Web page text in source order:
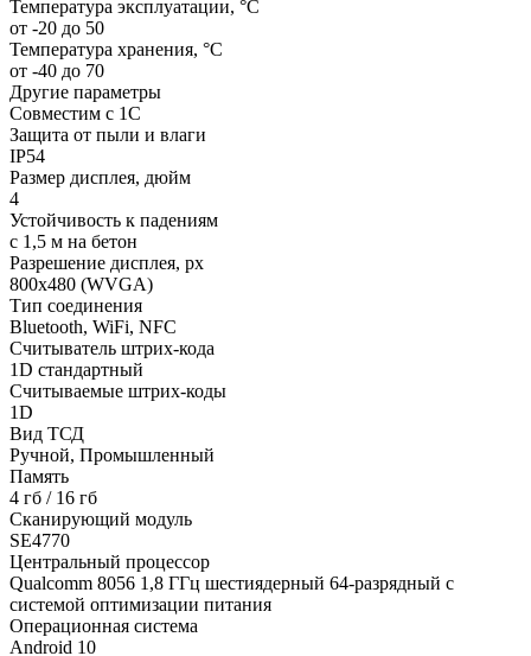
Температура эксплуатации, °C
от -20 до 50
Температура хранения, °C
от -40 до 70
Другие параметры
Совместим с 1С
Защита от пыли и влаги
IP54
Размер дисплея, дюйм
4
Устойчивость к падениям
с 1,5 м на бетон
Разрешение дисплея, px
800х480 (WVGA)
Тип соединения
Bluetooth, WiFi, NFС
Считыватель штрих-кода
1D стандартный
Считываемые штрих-коды
1D
Вид ТСД
Ручной, Промышленный
Память
4 гб / 16 гб
Сканирующий модуль
SE4770
Центральный процессор
Qualcomm 8056 1,8 ГГц шестиядерный 64-разрядный с
системой оптимизации питания
Операционная система
Android 10